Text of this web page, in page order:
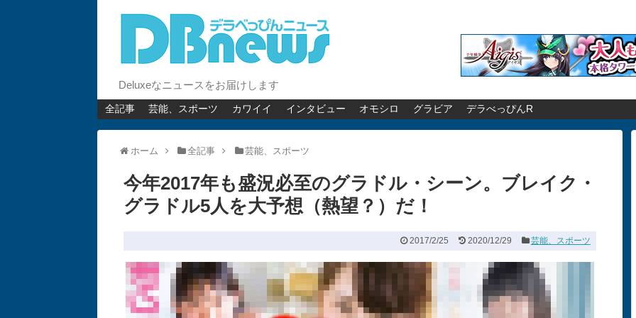
Deluxeなニュースをお届けします
全記事 芸能、スポーツ カワイイ インタビュー オモシロ グラビア デラべっぴんR
ホーム 全記事 芸能、スポーツ
今年2017年も盛況必至のグラドル・シーン。ブレイク・
グラドル5人を大予想（熱望？）だ！
2017/2/25 2020/12/29 芸能、スポーツ